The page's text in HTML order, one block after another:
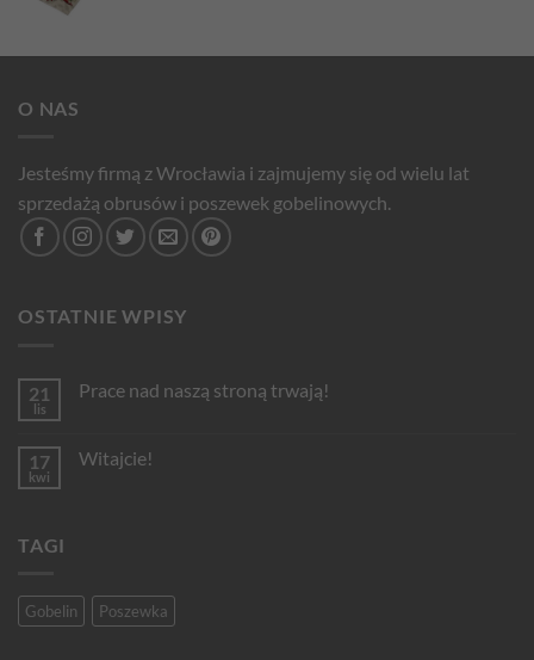
O NAS
Jesteśmy firmą z Wrocławia i zajmujemy się od wielu lat
sprzedażą obrusów i poszewek gobelinowych.
OSTATNIE WPISY
21
lis
Prace nad naszą stroną trwają!
Prace
17
kwi
Witajcie!
TAGI
Gobelin Poszewka